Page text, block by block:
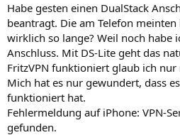
Habe gesten einen DualStack
beantragt. Die am Telefon
wirklich so lange? Weil noch habe
Anschluss. Mit DS-Lite geht das
FritzVPN funktioniert glaub ich nur
Mich hat es nur gewundert, dass
funktioniert hat.
Fehlermeldung auf iPhone: VPN-
gefunden.